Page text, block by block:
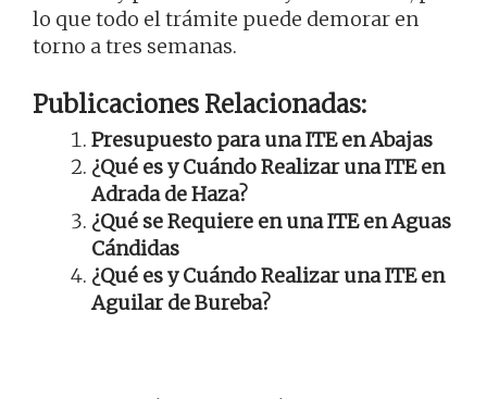
lo que todo el trámite puede demorar en
torno a tres semanas.
Publicaciones Relacionadas:
Presupuesto para una ITE en Abajas
¿Qué es y Cuándo Realizar una ITE en
Adrada de Haza?
¿Qué se Requiere en una ITE en Aguas
Cándidas
¿Qué es y Cuándo Realizar una ITE en
Aguilar de Bureba?